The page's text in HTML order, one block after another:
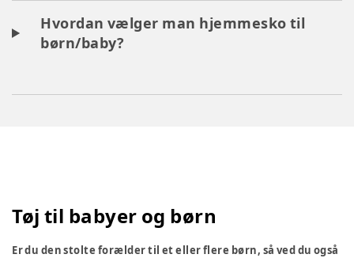
Hvordan vælger man hjemmesko til
børn/baby?
Tøj til babyer og børn
Er du den stolte forælder til et eller flere børn, så ved du også